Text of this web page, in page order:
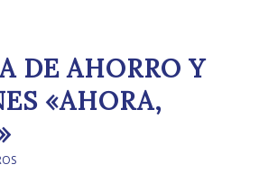
DE AHORRO Y
«AHORA,